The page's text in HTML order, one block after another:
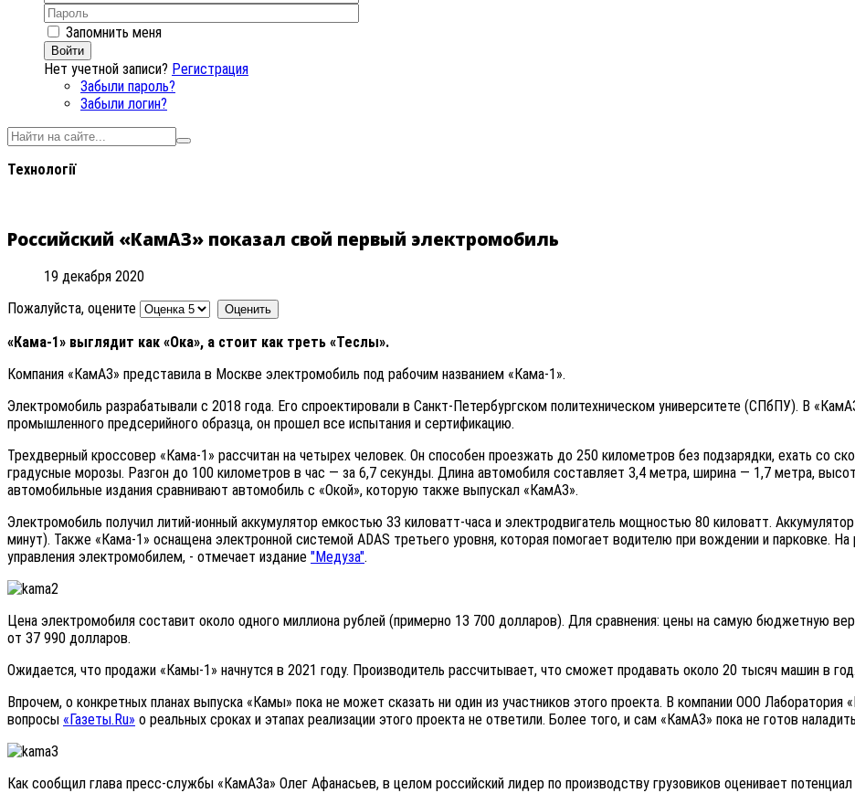
Запомнить меня
Войти
Нет учетной записи? Регистрация
Забыли пароль?
Забыли логин?
Технології
Российский «КамАЗ» показал свой первый электромобиль
19 декабря 2020
Пожалуйста, оцените
«Кама-1» выглядит как «Ока», а стоит как треть «Теслы».
Компания «КамАЗ» представила в Москве электромобиль под рабочим названием «Кама-1».
Электромобиль разрабатывали с 2018 года. Его спроектировали в Санкт-Петербургском политехническом университете (СПбПУ). В
промышленного предсерийного образца, он прошел все испытания и сертификацию.
Трехдверный кроссовер «Кама-1» рассчитан на четырех человек. Он способен проезжать до 250 километров без подзарядки, ехать со
градусные морозы. Разгон до 100 километров в час — за 6,7 секунды. Длина автомобиля составляет 3,4 метра, ширина — 1,7 метра,
автомобильные издания сравнивают автомобиль с «Окой», которую также выпускал «КамАЗ».
Электромобиль получил литий-ионный аккумулятор емкостью 33 киловатт-часа и электродвигатель мощностью 80 киловатт.
минут). Также «Кама-1» оснащена электронной системой ADAS третьего уровня, которая помогает водителю при вождении и парковке.
управления электромобилем, - отмечает издание "Медуза".
Цена электромобиля составит около одного миллиона рублей (примерно 13 700 долларов). Для сравнения: цены на самую бюджетную
от 37 990 долларов.
Ожидается, что продажи «Камы-1» начнутся в 2021 году. Производитель рассчитывает, что сможет продавать около 20 тысяч машин в год.
Впрочем, о конкретных планах выпуска «Камы» пока не может сказать ни один из участников этого проекта. В компании ООО Лаборатория
вопросы «Газеты.Ru» о реальных сроках и этапах реализации этого проекта не ответили. Более того, и сам «КамАЗ» пока не готов
Как сообщил глава пресс-службы «КамАЗа» Олег Афанасьев, в целом российский лидер по производству грузовиков оценивает